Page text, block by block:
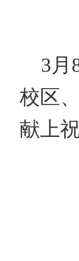
3月
校区
献上